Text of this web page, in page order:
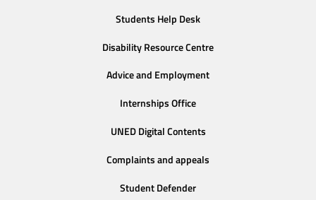
Students Help Desk
Disability Resource Centre
Advice and Employment
Internships Office
UNED Digital Contents
Complaints and appeals
Student Defender